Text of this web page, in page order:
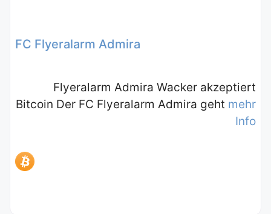
FC Flyeralarm Admira
Flyeralarm Admira Wacker akzeptiert
Bitcoin Der FC Flyeralarm Admira geht mehr
Info